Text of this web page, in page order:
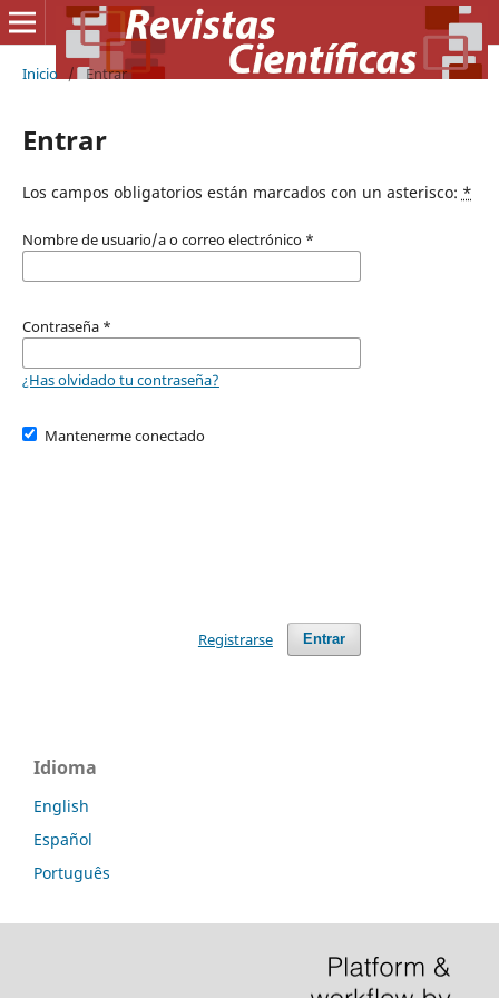
Inicio / Entrar
Entrar
Los campos obligatorios están marcados con un asterisco: *
Nombre de usuario/a o correo electrónico *
Contraseña *
¿Has olvidado tu contraseña?
Mantenerme conectado
Entrar
Registrarse
Idioma
English
Español
Português